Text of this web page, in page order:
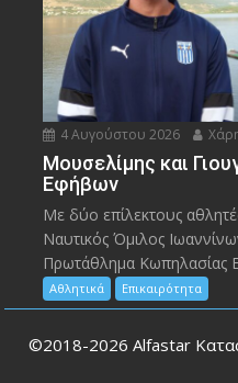
4 Αυγούστου 2026
Μουσελίμης και
Εφήβων
Mε δύο επίλεκτους
Ναυτικός Όμιλος
Πρωτάθλημα Κωπηλασίας
Αθλητικά Επικαιρότητα
©2018-2026 Alfastar